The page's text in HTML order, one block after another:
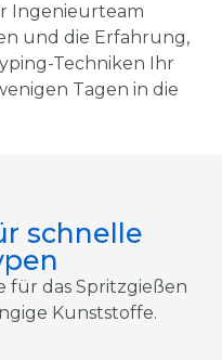
Ingenieurteam
und die Erfahrung,
Techniken Ihr
Tagen in die
schnelle
für das Spritzgießen
Kunststoffe.